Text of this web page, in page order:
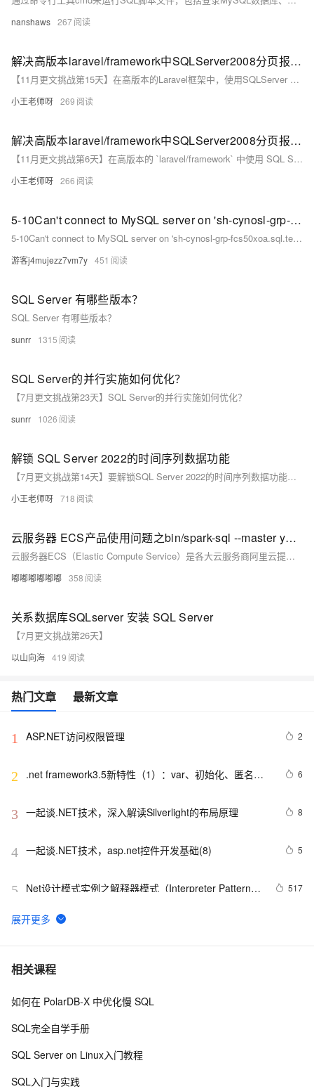
nanshaws 267
解决高版本laravel/framework中SQLServer2008分页报错问题
【11月更文挑战第15天】在高版本的Laravel框架中，使用SQLServer 2008数据库进行分页操作时可能会遇到兼容性问题，导致报错。本文提供了两种解决方案：一是升级数据库版本至2012或更高，以提高对复杂查询的支持；二是通过自定义分页查询构建器，手动调整分页逻辑，使其适应SQLServer 2008的特性。具体实施步骤包括备份数据、安装新数据库版本、恢复数据，或创建自定义分页查询类并在模型中使用。这些方法能有效解决分页报错问题。
小王老师呀 269
解决高版本laravel/framework中SQLServer2008分页报错问题
【11月更文挑战第6天】在高版本的 `laravel/framework` 中使用 SQL Server 2008 进行数据库操作时，可能会出现分页报错。这是由于 `laravel` 的分页机制与 SQL Server 2008 的某些特性不兼容所致。解决方法包括：1. 升级数据库版本；2. 自定义分页查询语句；3. 使用兼容包或插件；4. 修改 `laravel` 的分页逻辑。
小王老师呀 266
5-10Can't connect to MySQL server on 'sh-cynosl-grp-fcs50xoa.sql.tencentcdb.com' (110)")
5-10Can't connect to MySQL server on 'sh-cynosl-grp-fcs50xoa.sql.tencentcdb.com' (110)")
游客j4mujezz7vm7y 451
SQL Server 有哪些版本？
SQL Server 有哪些版本？
sunrr 1315
SQL Server的并行实施如何优化？
【7月更文挑战第23天】SQL Server的并行实施如何优化？
sunrr 1026
解锁 SQL Server 2022的时间序列数据功能
【7月更文挑战第14天】要解锁SQL Server 2022的时间序列数据功能，可使用`generate_series`函数生成整数序列，例如：`SELECT value FROM generate_series(1, 10)。此外，`date_bucket`函数能按指定间隔（如周）对日期时间值分组，这些工具结合窗口函数和其他时间日期函数，能高效处理和分析时间序列数据。更多信息请参考官方文档和技术资料。
小王老师呀 718
云服务器 ECS产品使用问题之bin/spark-sql --master yarn如何进行集群模式运行
云服务器ECS（Elastic Compute Service）是各大云服务商阿里云提供的一种基础云计算服务，它允许用户租用云端计算资源来部署和运行各种应用程序。以下是一个关于如何使用ECS产品的综合指南。
嘟嘟嘟嘟嘟嘟 358
关系数据库SQLserver 安装 SQL Server
【7月更文挑战第26天】
以山向海 419
热门文章 最新文章
1 ASP.NET访问权限管理 2
2
.net framework3.5新特性（1）：var、初始化、匿名类
6
3 一起谈.NET技术，深入解读Silverlight的布局原理 8
4 一起谈.NET技术，asp.net控件开发基础(8) 5
5
Net设计模式实例之解释器模式（Interpreter Pattern）
517
6 将 DataTable 或 String 数据转化为json(.NET)
7 .NET数据库编程求索之路--11.一些思考
8 一起谈.NET技术，ASP.NET MVC验证框架中关于属性标
10[转载].NET开发常用的10条实用代码
相关课程
如何在 PolarDB-X 中优化慢 SQL
SQL完全自学手册
SQL Server on Linux入门教程
SQL入门与实践